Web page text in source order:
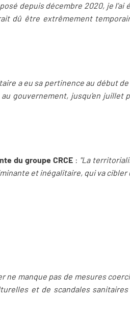
depuis décembre 2020, je
dû être extrêmement
a eu sa pertinence au début
gouvernement, jusqu’en juillet
du groupe CRCE : "La
et inégalitaire, qui va
ne manque pas de mesures
et de scandales